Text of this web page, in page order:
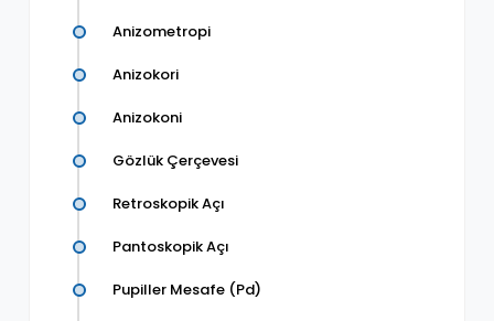
Anizometropi
Anizokori
Anizokoni
Gözlük Çerçevesi
Retroskopik Açı
Pantoskopik Açı
Pupiller Mesafe (Pd)